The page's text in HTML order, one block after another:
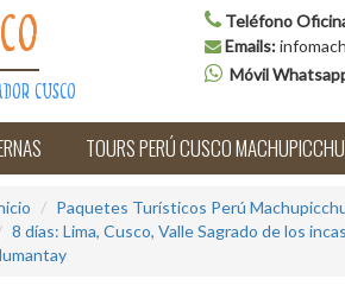
Cusco
Teléfono
Emails:
Móvil
TOURS PERÚ CUSCO MACHUPICCHU
Paquetes Turísticos Perú
8 días: Lima, Cusco, Valle Sagrado de los